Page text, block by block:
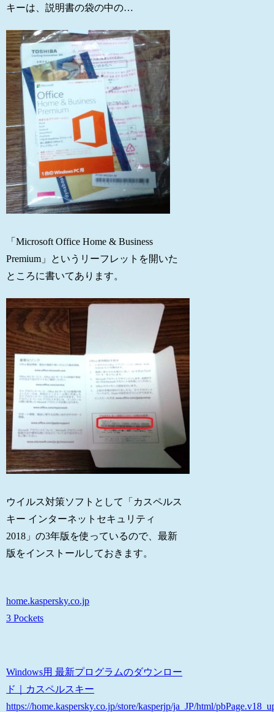
キーは、説明書の袋の中の…
「Microsoft Office Home & Business
Premium」というリーフレットを開いた
ところに書いてあります。
ウイルス対策ソフトとして「カスペルス
キー インターネットセキュリティ
2018」の3年版を使っているので、最新
版をインストールしておきます。
home.kaspersky.co.jp
3 Pockets
Windows用 最新プログラムのダウンロー
ド｜カスペルスキー
https://home.kaspersky.co.jp/store/kasperjp/ja_JP/html/